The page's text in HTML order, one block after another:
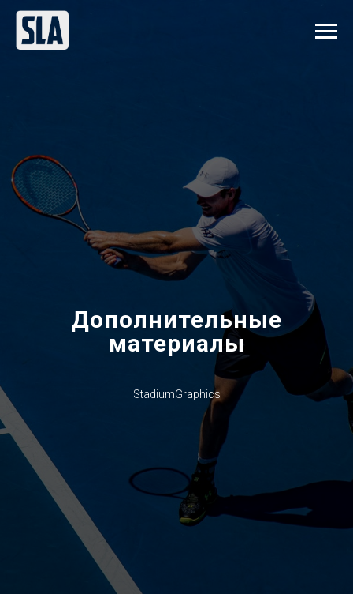
Дополнительные
материалы
StadiumGraphics